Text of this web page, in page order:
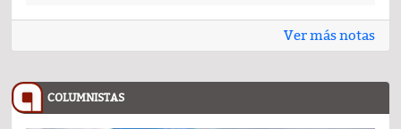
Ver más notas
COLUMNISTAS